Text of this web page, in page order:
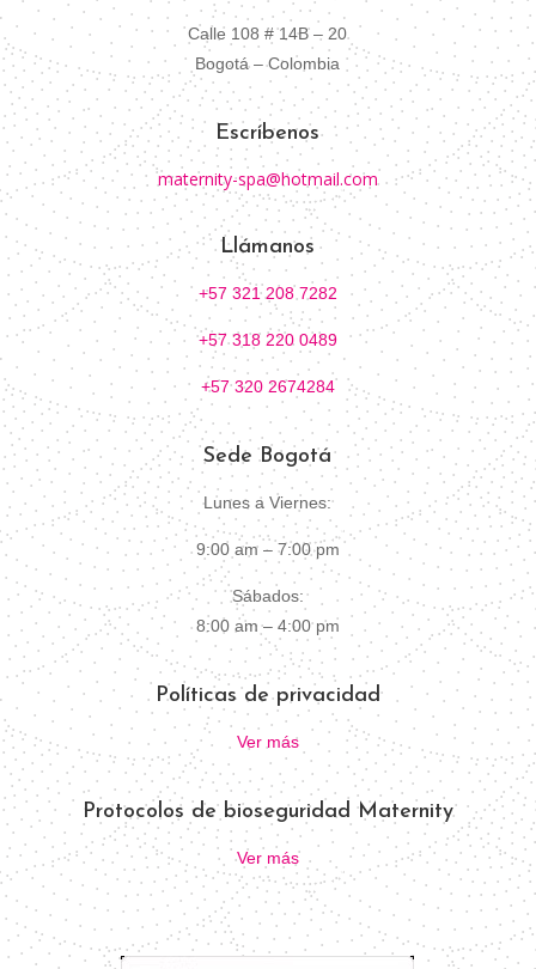
Calle 108 # 14B – 20
Bogotá – Colombia
Escríbenos
maternity-spa@hotmail.com
Llámanos
+57 321 208 7282
+57 318 220 0489
+57 320 2674284
Sede Bogotá
Lunes a Viernes:
9:00 am – 7:00 pm
Sábados:
8:00 am – 4:00 pm
Políticas de privacidad
Ver más
Protocolos de bioseguridad Maternity
Ver más